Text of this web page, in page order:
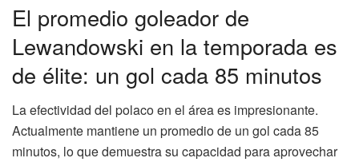
El promedio goleador de
Lewandowski en la temporada es
de élite: un gol cada 85 minutos
La efectividad del polaco en el área es impresionante.
Actualmente mantiene un promedio de un gol cada 85
minutos, lo que demuestra su capacidad para aprovechar